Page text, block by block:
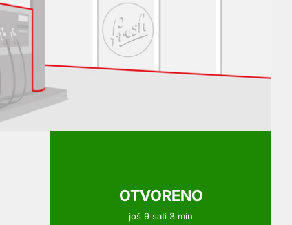
OTVORENO
još 9 sati 3 min